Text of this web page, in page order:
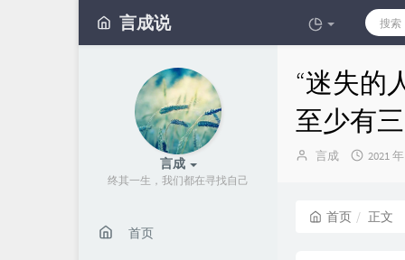
言成说
言成
终其一生，我们都在寻找自己
首页
“迷失的
至少有
博
言成
发
2021
首页 正文